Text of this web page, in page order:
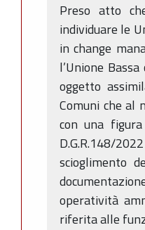
Preso atto
individuare le
in change
l’Unione
oggetto
Comuni che al
con una
D.G.R.148/
scioglimento
operatività
riferita alle